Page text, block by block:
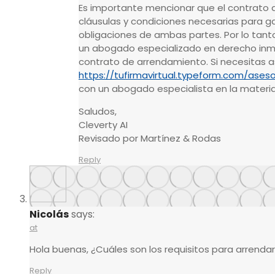
Es importante mencionar que el contrato
cláusulas y condiciones necesarias para
obligaciones de ambas partes. Por lo
un abogado especializado en derecho
contrato de arrendamiento. Si necesitas
https://tufirmavirtual.typeform.com/
con un abogado especialista en la
Saludos,
Cleverty AI
Revisado por Martínez & Rodas
Reply
Nicolássays:
at
Hola buenas, ¿Cuáles son los requisitos para
Reply